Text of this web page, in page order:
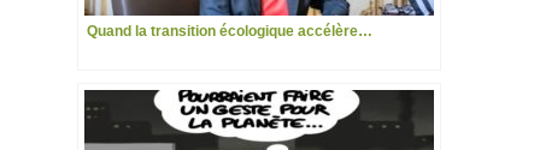
Quand la transition écologique accélère…